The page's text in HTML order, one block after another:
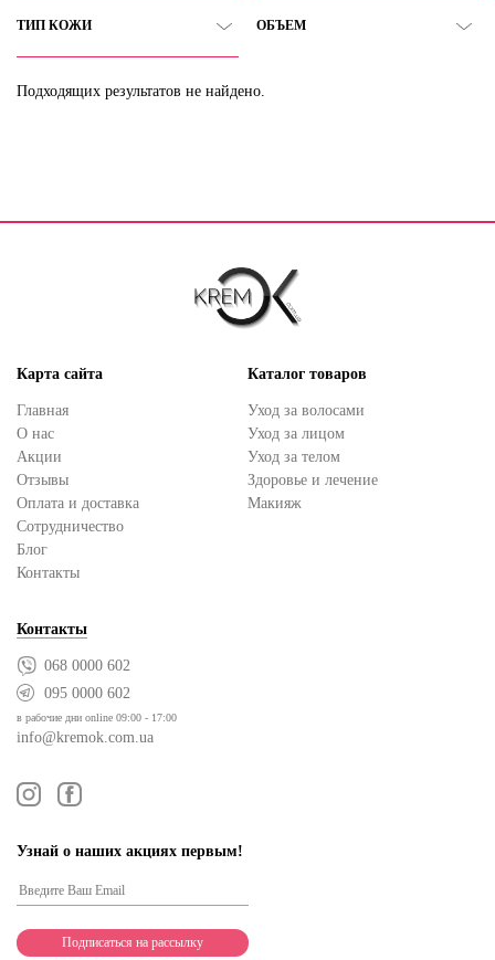
ТИП КОЖИ ОБЪЕМ
Подходящих результатов не найдено.
Карта сайта
Главная
О нас
Акции
Отзывы
Оплата и доставка
Сотрудничество
Блог
Контакты
Каталог товаров
Уход за волосами
Уход за лицом
Уход за телом
Здоровье и лечение
Макияж
Контакты
068 0000 602
095 0000 602
в рабочие дни online 09:00 - 17:00
info@kremok.com.ua
Узнай о наших акциях первым!